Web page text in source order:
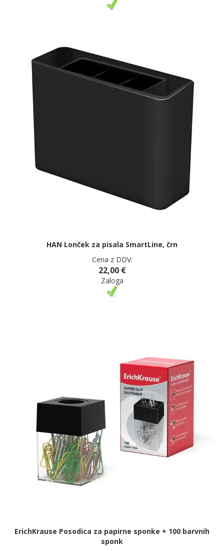
HAN Lonček za pisala SmartLine, črn
Cena z DDV:
22,00 €
Zaloga
ErichKrause Posodica za papirne sponke + 100 barvnih
sponk